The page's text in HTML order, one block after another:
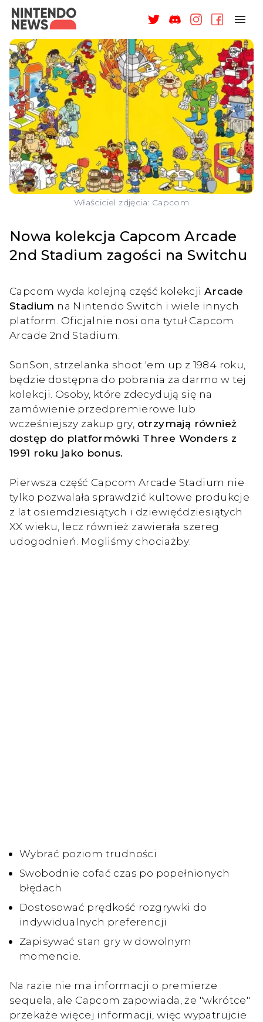
NAGRODY
NEWSY
RECENZJE
ARTYKUŁY
WSPARCIE
O NAS
ZALOGUJ
Właściciel zdjęcia: Capcom
Nowa kolekcja Capcom Arcade
2nd Stadium zagości na Switchu
Capcom wyda kolejną część kolekcji Arcade
Stadium na Nintendo Switch i wiele innych
platform. Oficjalnie nosi ona tytuł Capcom
Arcade 2nd Stadium.
SonSon, strzelanka shoot 'em up z 1984 roku,
będzie dostępna do pobrania za darmo w tej
kolekcji. Osoby, które zdecydują się na
zamówienie przedpremierowe lub
wcześniejszy zakup gry, otrzymają również
dostęp do platformówki Three Wonders z
1991 roku jako bonus.
Pierwsza część Capcom Arcade Stadium nie
tylko pozwalała sprawdzić kultowe produkcje
z lat osiemdziesiątych i dziewięćdziesiątych
XX wieku, lecz również zawierała szereg
udogodnień. Mogliśmy chociażby:
Wybrać poziom trudności
Swobodnie cofać czas po popełnionych
błędach
Dostosować prędkość rozgrywki do
indywidualnych preferencji
Zapisywać stan gry w dowolnym
momencie.
Na razie nie ma informacji o premierze
sequela, ale Capcom zapowiada, że "wkrótce"
przekaże więcej informacji, więc wypatrujcie